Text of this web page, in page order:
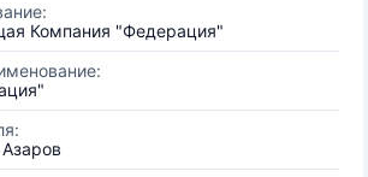
Компания "Федерация"